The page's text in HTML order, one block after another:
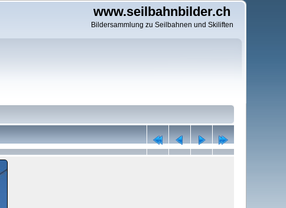
www.seilbahnbilder.ch
Bildersammlung zu Seilbahnen und Skiliften